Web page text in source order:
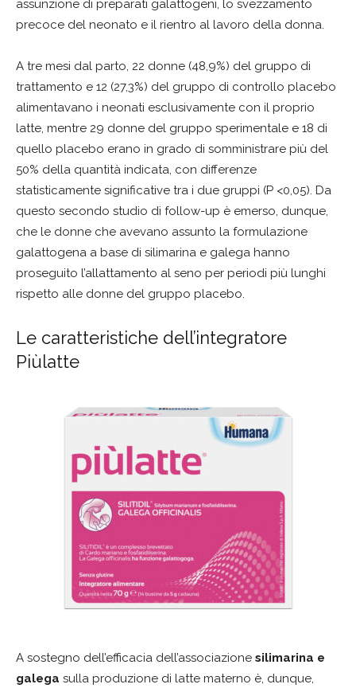
assunzione di preparati galattogeni, lo svezzamento
precoce del neonato e il rientro al lavoro della donna.
A tre mesi dal parto, 22 donne (48,9%) del gruppo di
trattamento e 12 (27,3%) del gruppo di controllo placebo
alimentavano i neonati esclusivamente con il proprio
latte, mentre 29 donne del gruppo sperimentale e 18 di
quello placebo erano in grado di somministrare più del
50% della quantità indicata, con differenze
statisticamente significative tra i due gruppi (P <0,05). Da
questo secondo studio di follow-up è emerso, dunque,
che le donne che avevano assunto la formulazione
galattogena a base di silimarina e galega hanno
proseguito l’allattamento al seno per periodi più lunghi
rispetto alle donne del gruppo placebo.
Le caratteristiche dell’integratore
Piùlatte
A sostegno dell’efficacia dell’associazione silimarina e
galega sulla produzione di latte materno è, dunque,